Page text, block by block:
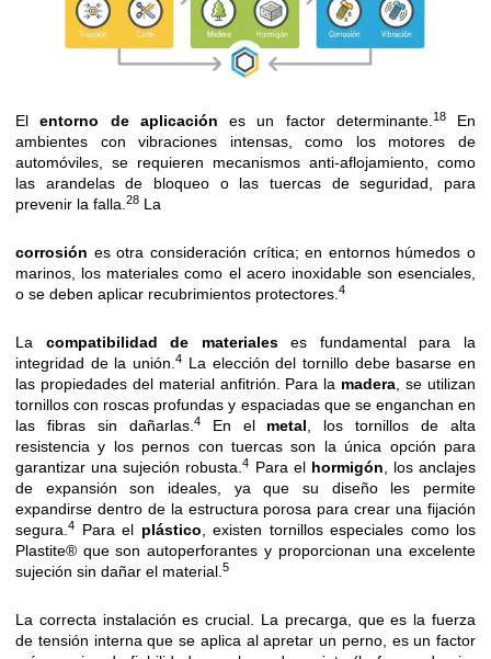
Elentorno de aplicación es un factor determinante. 18En
ambientes con vibraciones intensas, como los motores de
automóviles, se requieren mecanismos anti-aflojamiento, como
las arandelas de bloqueo o las tuercas de seguridad, para
prevenir la falla. 28 La
corrosión es otra consideración crítica; en entornos húmedos o
marinos, los materiales como el acero inoxidable son esenciales,
o se deben aplicar recubrimientos protectores. 4
La compatibilidad de materialeses fundamental para la
integridad de la unión.4 La elección del tornillo debe basarse en
las propiedades del material anfitrión. Para la madera , se utilizan
tornillos con roscas profundas y espaciadas que se enganchan en
las fibras sin dañarlas. 4En el metal , los tornillos de alta
resistencia y los pernos con tuercas son la única opción para
garantizar una sujeción robusta.4 Para el hormigón , los anclajes
de expansión son ideales, ya que su diseño les permite
expandirse dentro de la estructura porosa para crear una fijación
segura. 4 Para el plástico , existen tornillos especiales como los
Plastite® que son autoperforantes y proporcionan una excelente
sujeción sin dañar el material. 5
La correcta instalación es crucial. La precarga, que es la fuerza
de tensión interna que se aplica al apretar un perno, es un factor